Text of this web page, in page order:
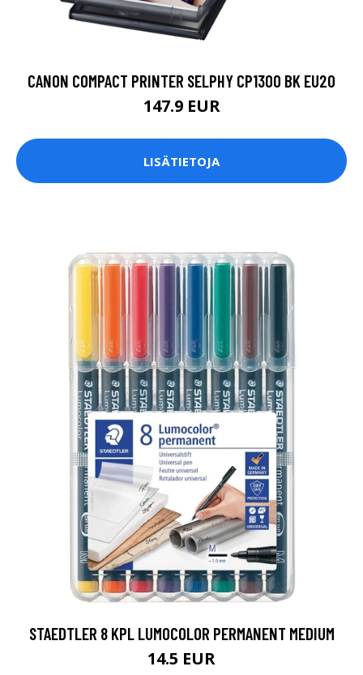
CANON COMPACT PRINTER SELPHY CP1300 BK EU20
147.9 EUR
LISÄTIETOJA
STAEDTLER 8 KPL LUMOCOLOR PERMANENT MEDIUM
14.5 EUR